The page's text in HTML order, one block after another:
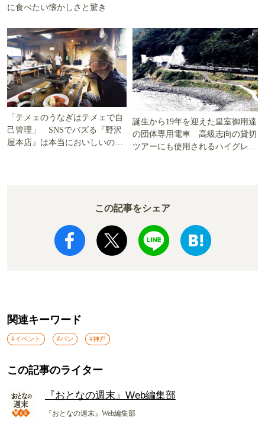
に食べたい懐かしさと驚き
「テメェのうなぎはテメェで自
己管理」 SNSでバズる『野沢
屋本店』は本当においしいの
誕生から19年を迎えた皇室御用達
の団体専用電車 高級志向の貸切
ツアーにも使用されるハイグレー
この記事をシェア
関連キーワード
#イベント #パン #神戸
この記事のライター
『おとなの週末』Web編集部
『おとなの週末』Web編集部